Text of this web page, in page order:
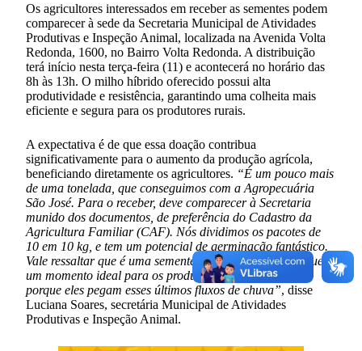
Os agricultores interessados em receber as sementes podem
comparecer à sede da Secretaria Municipal de Atividades
Produtivas e Inspeção Animal, localizada na Avenida Volta
Redonda, 1600, no Bairro Volta Redonda. A distribuição
terá início nesta terça-feira (11) e acontecerá no horário das
8h às 13h. O milho híbrido oferecido possui alta
produtividade e resistência, garantindo uma colheita mais
eficiente e segura para os produtores rurais.
A expectativa é de que essa doação contribua
significativamente para o aumento da produção agrícola,
beneficiando diretamente os agricultores. “É um pouco mais
de uma tonelada, que conseguimos com a Agropecuária
São José. Para o receber, deve comparecer à Secretaria
munido dos documentos, de preferência do Cadastro da
Agricultura Familiar (CAF). Nós dividimos os pacotes de
10 em 10 kg, e tem um potencial de germinação fantástico.
Vale ressaltar que é uma semente de milho safrinha, o que é
um momento ideal para os produtores plantarem agora
porque eles pegam esses últimos fluxos de chuva”, disse
Luciana Soares, secretária Municipal de Atividades
Produtivas e Inspeção Animal.